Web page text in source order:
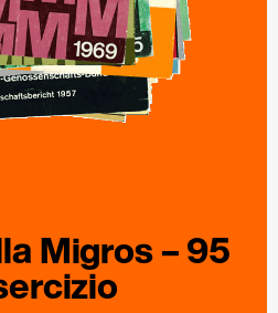
Migros– 95